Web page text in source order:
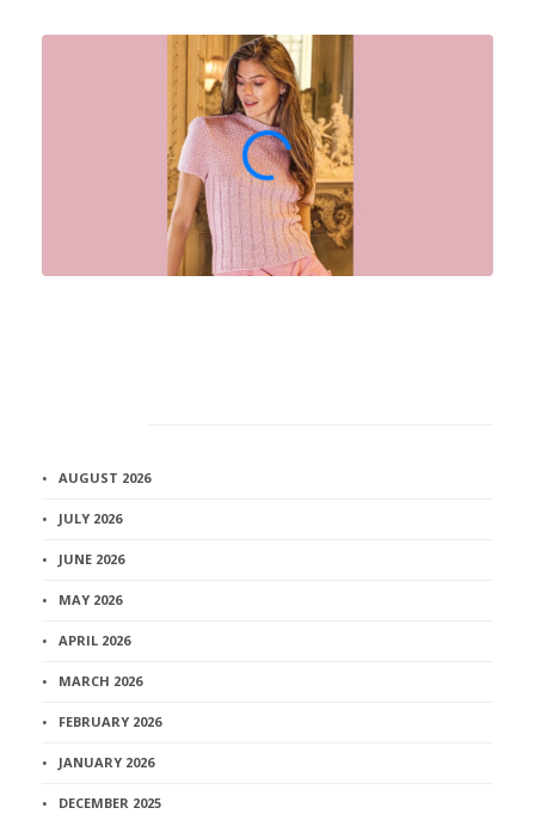
AUGUST 2026
JULY 2026
JUNE 2026
MAY 2026
APRIL 2026
MARCH 2026
FEBRUARY 2026
JANUARY 2026
DECEMBER 2025